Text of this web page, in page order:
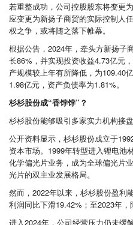
若重整成功，公司控股股东将变更
应变更为新扬子商贸的实际控制人
权之争，或将随之落下帷幕。
根据公告，2024年，牵头方新扬子
长86%，并实现投资收益4.73亿元
产规模较上年有所降低，为109.40
1.98亿元，资产负债率为1.81%。
杉杉股份成“香饽饽”？
杉杉股份能够吸引多家实力机构接
公开资料显示，杉杉股份成立于
资本市场。1999年转型进入锂电池
化学偏光片业务，成为全球偏光片
光片的双主业发展格局。
然而，2022年以来，杉杉股份盈利
利润同比下滑19.42%；至2023年，
进入2024年，公司经营压力仍未缓